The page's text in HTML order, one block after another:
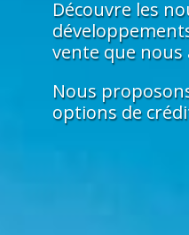
Découvre les
vente que nous
Nous
options de